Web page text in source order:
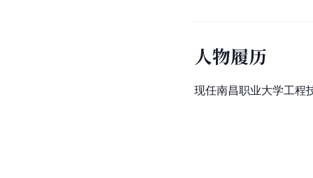
人物履历
现任南昌职业大学工程